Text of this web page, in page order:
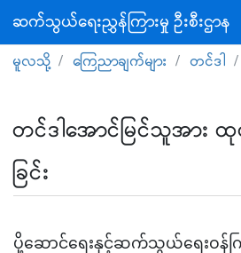
ဆက်သွယ်ရေးညွှန်ကြားမှု ဦးစီးဌာန
မူလသို့ ကြေညာချက်များ တင်ဒါ
တင်ဒါအောင်မြင်သူအား
ခြင်း
ပို့ဆောင်ရေးနှင့်ဆက်သွယ်ရေးဝ